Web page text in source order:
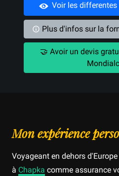
Voir les
Plus d'infos sur la
🤝 Avoir un devis
Mon expérience
Voyageant en dehors
à Chapka comme assurance